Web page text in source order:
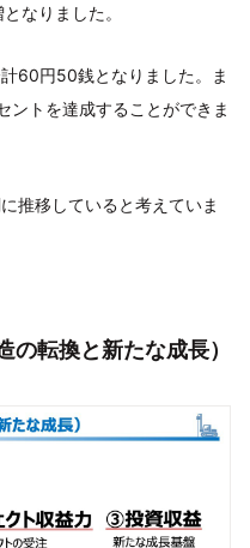
なりました。
60円50銭となりました。ま
ントを達成することができま
推移していると考えていま
転換と新たな成長）